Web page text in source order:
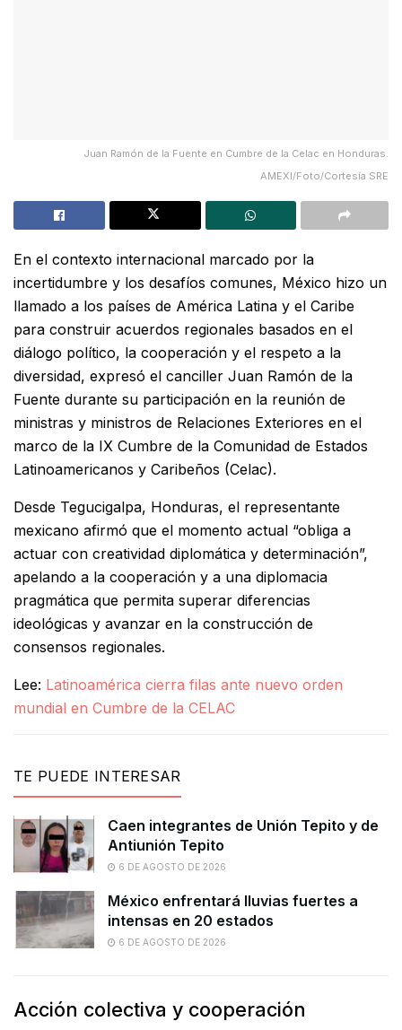
Juan Ramón de la Fuente en Cumbre de la Celac en Honduras.
AMEXI/Foto/Cortesía SRE
En el contexto internacional marcado por la
incertidumbre y los desafíos comunes, México hizo un
llamado a los países de América Latina y el Caribe
para construir acuerdos regionales basados en el
diálogo político, la cooperación y el respeto a la
diversidad, expresó el canciller Juan Ramón de la
Fuente durante su participación en la reunión de
ministras y ministros de Relaciones Exteriores en el
marco de la IX Cumbre de la Comunidad de Estados
Latinoamericanos y Caribeños (Celac).
Desde Tegucigalpa, Honduras, el representante
mexicano afirmó que el momento actual “obliga a
actuar con creatividad diplomática y determinación”,
apelando a la cooperación y a una diplomacia
pragmática que permita superar diferencias
ideológicas y avanzar en la construcción de
consensos regionales.
Lee: Latinoamérica cierra filas ante nuevo orden
mundial en Cumbre de la CELAC
TE PUEDE INTERESAR
Caen integrantes de Unión Tepito y de
Antiunión Tepito
6 DE AGOSTO DE 2026
México enfrentará lluvias fuertes a
intensas en 20 estados
6 DE AGOSTO DE 2026
Acción colectiva y cooperación